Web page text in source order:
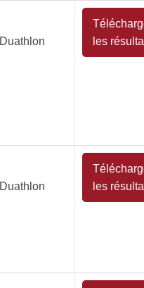
Duathlon
les
Duathlon
les